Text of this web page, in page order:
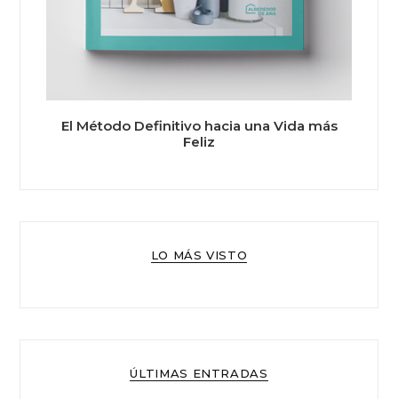
El Método Definitivo hacia una Vida más
Feliz
LO MÁS VISTO
ÚLTIMAS ENTRADAS